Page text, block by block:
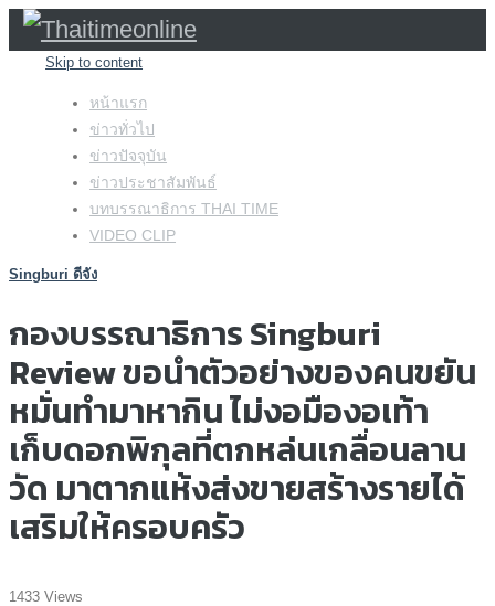
Skip to content
หน้าแรก
ข่าวทั่วไป
ข่าวปัจจุบัน
ข่าวประชาสัมพันธ์
บทบรรณาธิการ THAI TIME
VIDEO CLIP
Singburi ดีจัง
กองบรรณาธิการ Singburi
Review ขอนำตัวอย่างของคนขยัน
หมั่นทำมาหากิน ไม่งอมืองอเท้า
เก็บดอกพิกุลที่ตกหล่นเกลื่อนลาน
วัด มาตากแห้งส่งขายสร้างรายได้
เสริมให้ครอบครัว
1433 Views